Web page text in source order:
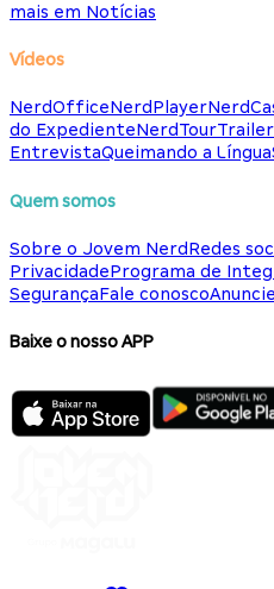
mais em Notícias
Vídeos
NerdOfficeNerdPlayer
do ExpedienteNerdTour
EntrevistaQueimando a Língua
Quem somos
Sobre o Jovem NerdRedes
PrivacidadePrograma de
SegurançaFale conoscoAnuncie
Baixe o nosso APP